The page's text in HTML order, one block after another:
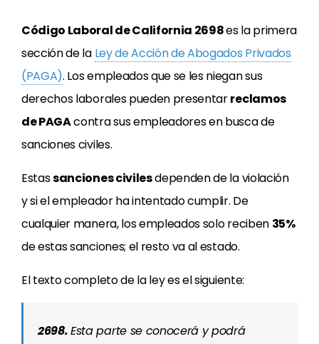
Código Laboral de California 2698es la primera
sección de la Ley de Acción de Abogados Privados
(PAGA). Los empleados que se les niegan sus
derechos laborales pueden presentarreclamos
de PAGAcontra sus empleadores en busca de
sanciones civiles.
Estassanciones civilesdependen de la violación
y si el empleador ha intentado cumplir. De
cualquier manera, los empleados solo reciben 35%
de estas sanciones; el resto va al estado.
El texto completo de la ley es el siguiente:
2698.Esta parte se conocerá y podrá